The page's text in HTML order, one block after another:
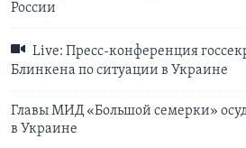
России
Live: Пресс-конференция
Блинкена по ситуации в Украине
Главы МИД «Большой семерки»
в Украине